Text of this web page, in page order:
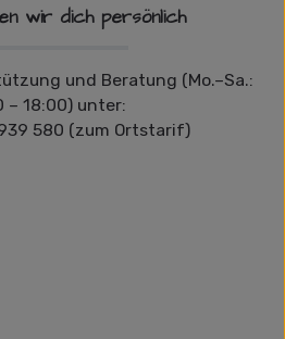
wir dich persönlich
und Beratung (Mo.–Sa.:
– 18:00) unter:
580 (zum Ortstarif)